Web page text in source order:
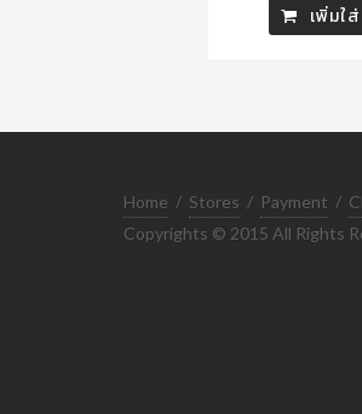
เพิ่มใ
Home / Stores / Payment /
Copyrights © 2015 All Rights